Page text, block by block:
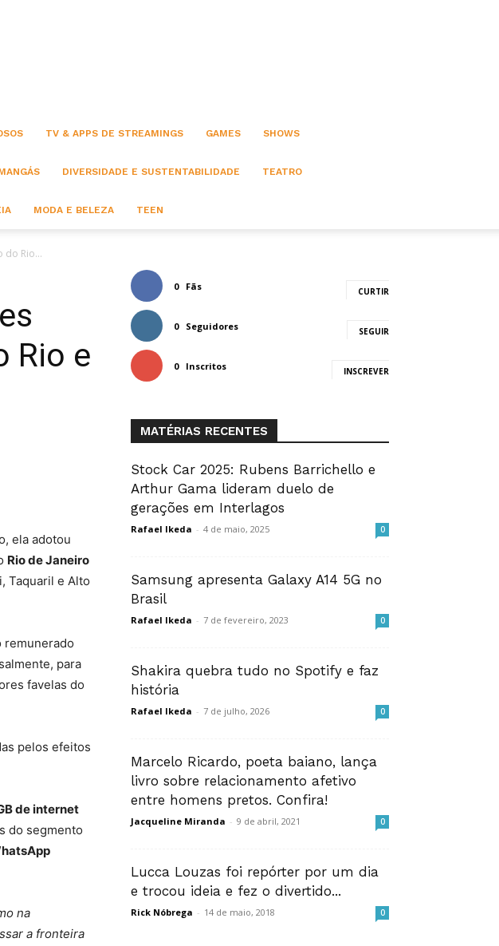
TV & APPS DE STREAMINGS GAMES SHOWS
DIVERSIDADE E SUSTENTABILIDADE TEATRO
MODA E BELEZA TEEN
do Rio...
Rio e
ela adotou
Rio de Janeiro
Taquaril e Alto
remunerado
para
favelas do
pelos efeitos
de internet
do segmento
na
a fronteira
0 Fãs CURTIR
0 Seguidores SEGUIR
0 Inscritos INSCREVER
MATÉRIAS RECENTES
Stock Car 2025: Rubens Barrichello e
Arthur Gama lideram duelo de
gerações em Interlagos
Rafael Ikeda - 4 de maio, 2025 0
Samsung apresenta Galaxy A14 5G no
Brasil
Rafael Ikeda - 7 de fevereiro, 2023 0
Shakira quebra tudo no Spotify e faz
história
Rafael Ikeda - 7 de julho, 2026 0
Marcelo Ricardo, poeta baiano, lança
livro sobre relacionamento afetivo
entre homens pretos. Confira!
Jacqueline Miranda - 9 de abril, 2021 0
Lucca Louzas foi repórter por um dia
e trocou ideia e fez o divertido...
Rick Nóbrega - 14 de maio, 2018 0